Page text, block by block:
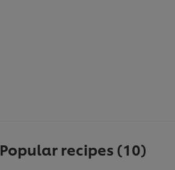
Popular recipes (10)